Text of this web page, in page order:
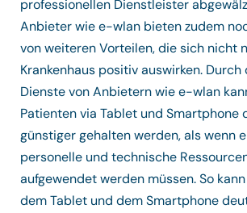
professionellen Dienstleister
Anbieter wie e-wlan bieten zudem
von weiteren Vorteilen, die sich nicht
Krankenhaus positiv auswirken.
Dienste von Anbietern wie e-wlan
Patienten via Tablet und Smartphone
günstiger gehalten werden, als wenn
personelle und technische
aufgewendet werden müssen. So
dem Tablet und dem Smartphone